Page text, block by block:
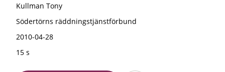
Kullman Tony
Södertörns räddningstjänstförbund
2010-04-28
15 s